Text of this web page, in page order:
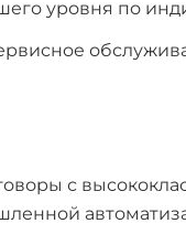
уровня по
с